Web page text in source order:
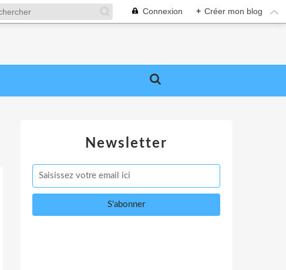
Connexion + Créer mon blog
Newsletter